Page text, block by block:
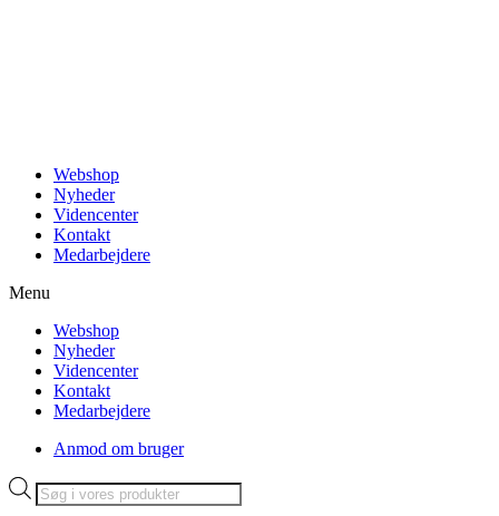
Webshop
Nyheder
Videncenter
Kontakt
Medarbejdere
Menu
Webshop
Nyheder
Videncenter
Kontakt
Medarbejdere
Anmod om bruger
Products
search